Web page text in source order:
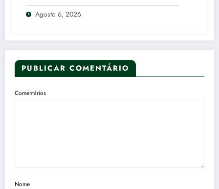
Agosto 6, 2026
PUBLICAR COMENTÁRIO
Comentários
Nome